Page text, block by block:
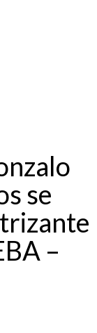
se
–